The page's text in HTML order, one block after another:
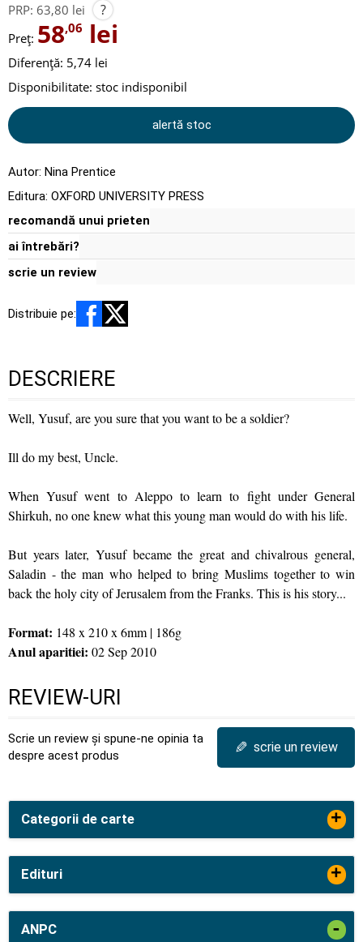
Categorii de carte +
Edituri +
ANPC -
PRP: 63,80 lei ?
Preț: 58,06 lei
Diferență: 5,74 lei
Disponibilitate: stoc indisponibil
alertă stoc
Autor: Nina Prentice
Editura: OXFORD UNIVERSITY PRESS
recomandă unui prieten
ai întrebări?
scrie un review
Distribuie pe:
DESCRIERE
Well, Yusuf, are you sure that you want to be a soldier?
Ill do my best, Uncle.
When Yusuf went to Aleppo to learn to fight under General
Shirkuh, no one knew what this young man would do with his life.
But years later, Yusuf became the great and chivalrous general,
Saladin - the man who helped to bring Muslims together to win
back the holy city of Jerusalem from the Franks. This is his story...
Format: 148 x 210 x 6mm | 186g
Anul aparitiei: 02 Sep 2010
REVIEW-URI
Scrie un review și spune-ne opinia ta
despre acest produs
✎ scrie un review